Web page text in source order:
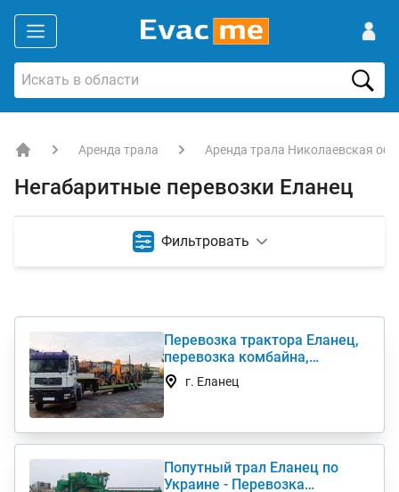
Аренда трала Аренда трала Николаевская
Негабаритные перевозки Еланец
Фильтровать
Перевозка трактора Еланец,
перевозка комбайна,
перевезти негабарит
г. Еланец
Попутный трал Еланец по
Украине - Перевозка